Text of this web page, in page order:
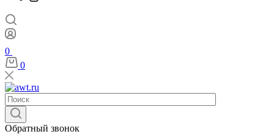
0
0
Обратный звонок